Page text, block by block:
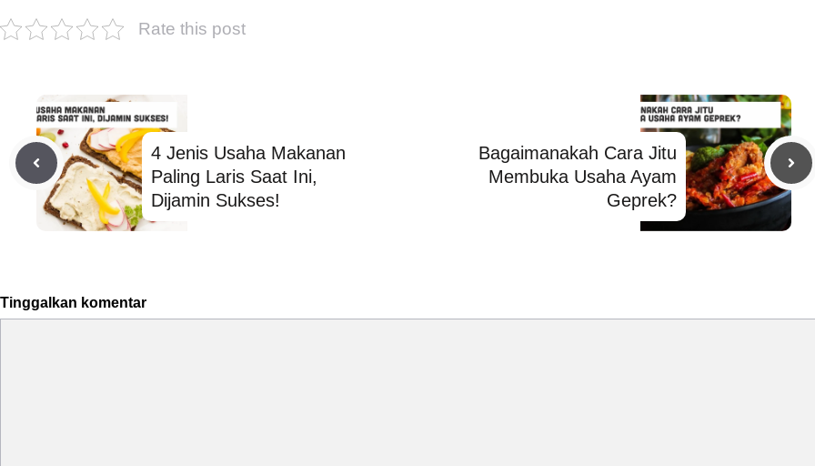
Rate this post
4 Jenis Usaha Makanan
Paling Laris Saat Ini,
Dijamin Sukses!
Bagaimanakah Cara Jitu
Membuka Usaha Ayam
Geprek?
Tinggalkan komentar